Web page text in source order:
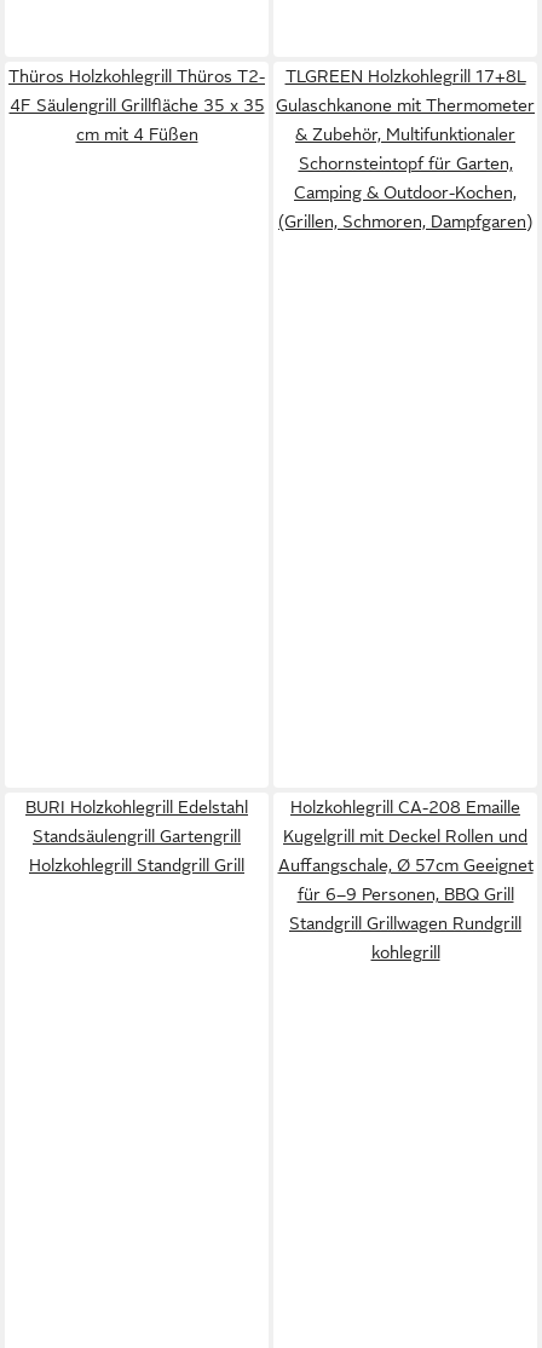
Thüros Holzkohlegrill Thüros T2-
4F Säulengrill Grillfläche 35 x 35
cm mit 4 Füßen
TLGREEN Holzkohlegrill 17+8L
Gulaschkanone mit Thermometer
& Zubehör, Multifunktionaler
Schornsteintopf für Garten,
Camping & Outdoor-Kochen,
(Grillen, Schmoren, Dampfgaren)
BURI Holzkohlegrill Edelstahl
Standsäulengrill Gartengrill
Holzkohlegrill Standgrill Grill
Holzkohlegrill CA-208 Emaille
Kugelgrill mit Deckel Rollen und
Auffangschale, Ø 57cm Geeignet
für 6–9 Personen, BBQ Grill
Standgrill Grillwagen Rundgrill
kohlegrill